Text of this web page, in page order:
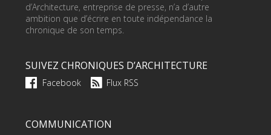
d’Architecture, entreprise de presse, n’a d’autre
ambition que d’écrire en toute indépendance la
chronique de son temps.
SUIVEZ CHRONIQUES D’ARCHITECTURE
Facebook Flux RSS
COMMUNICATION